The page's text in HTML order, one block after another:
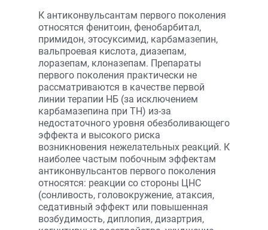
К антиконвульсантам первого поколения
относятся фенитоин, фенобарбитал,
примидон, этосуксимид, карбамазепин,
вальпроевая кислота, диазепам,
лоразепам, клоназепам. Препараты
первого поколения практически не
рассматриваются в качестве первой
линии терапии НБ (за исключением
карбамазепина при ТН) из-за
недостаточного уровня обезболивающего
эффекта и высокого риска
возникновения нежелательных реакций. К
наиболее частым побочным эффектам
антиконвульсантов первого поколения
относятся: реакции со стороны ЦНС
(сонливость, головокружение, атаксия,
седативный эффект или повышенная
возбудимость, диплопия, дизартрия,